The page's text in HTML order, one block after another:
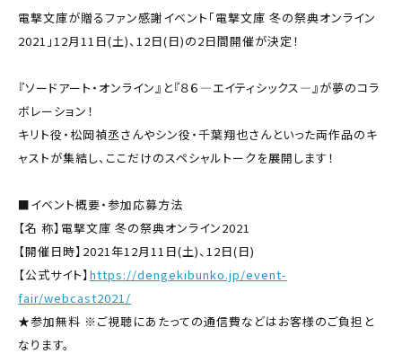
電撃文庫が贈るファン感謝イベント「電撃文庫 冬の祭典オンライン
2021」12月11日(土)、12日(日)の2日間開催が決定！
『ソードアート・オンライン』と『８６―エイティシックス―』が夢のコラ
ボレーション！
キリト役・松岡禎丞さんやシン役・千葉翔也さんといった両作品のキ
ャストが集結し、ここだけのスペシャルトークを展開します！
■イベント概要・参加応募方法
【名 称】電撃文庫 冬の祭典オンライン2021
【開催⽇時】2021年12月11日(土)、12日(日)
【公式サイト】https://dengekibunko.jp/event-
fair/webcast2021/
★参加無料 ※ご視聴にあたっての通信費などはお客様のご負担と
なります。